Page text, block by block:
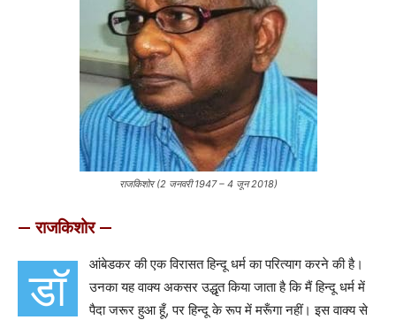
राजकिशोर (2 जनवरी 1947 – 4 जून 2018)
— राजकिशोर —
डॉ
आंबेडकर की एक विरासत हिन्दू धर्म का परित्याग करने की है।
उनका यह वाक्य अकसर उद्धृत किया जाता है कि मैं हिन्दू धर्म में
पैदा जरूर हुआ हूँ, पर हिन्दू के रूप में मरूँगा नहीं। इस वाक्य से